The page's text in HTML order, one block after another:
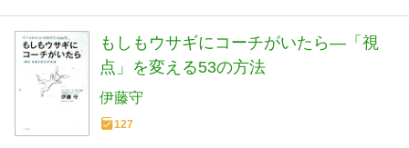
もしもウサギにコーチがいたら―「視
点」を変える53の方法
伊藤守
127